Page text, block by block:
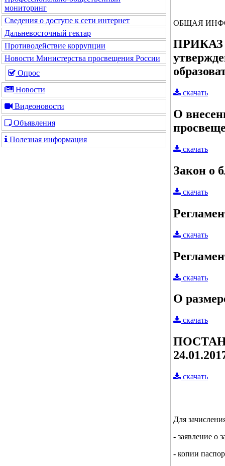
мониторинг
Сведения о доступе к сети интернет
Дальневосточный гектар
Противодействие коррупции
Новости Министерства просвещения России
Опрос
Новости
Видеоновости
Объявления
Полезная информация
ОБЩАЯ
ПРИКАЗ
скачать
О
скачать
Закон о
скачать
скачать
скачать
О
скачать
скачать
Для
- заявление о
- копии